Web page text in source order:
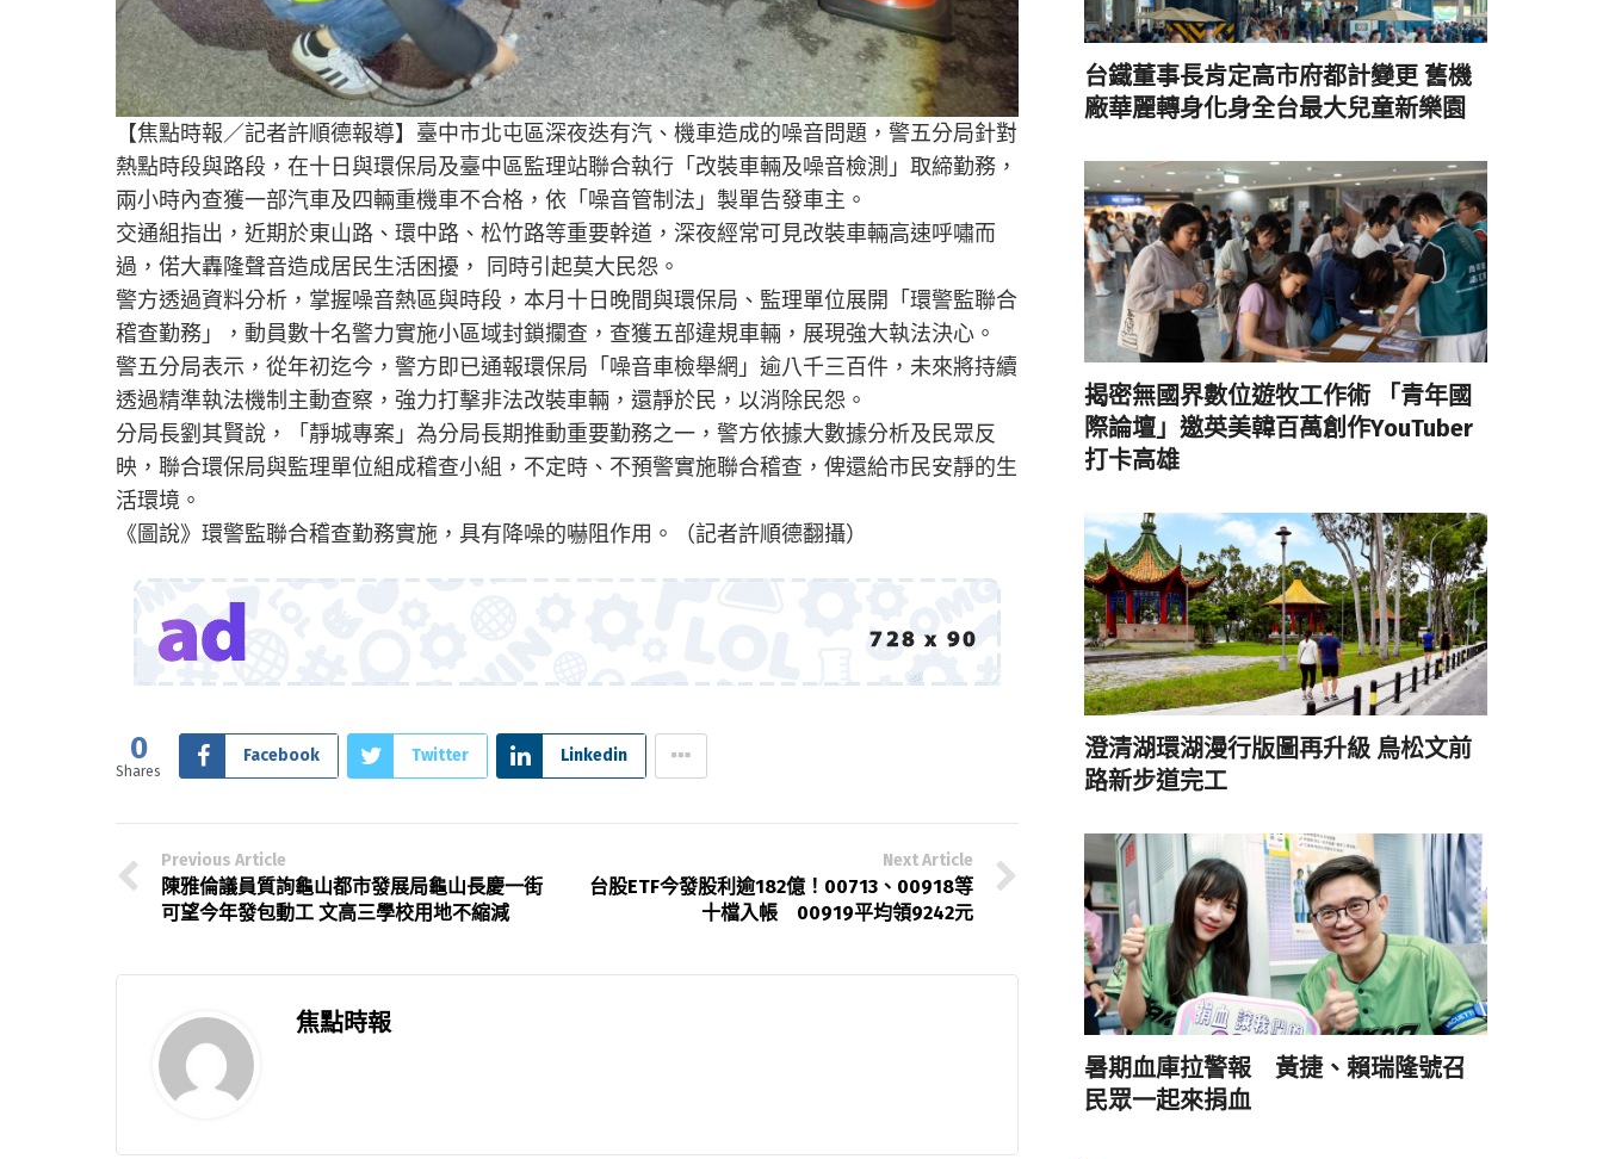
【焦點時報／記者許順德報導】臺中市北屯區深夜迭有汽、機車造成的噪音問題，警五分局針對
熱點時段與路段，在十日與環保局及臺中區監理站聯合執行「改裝車輛及噪音檢測」取締勤務，
兩小時內查獲一部汽車及四輛重機車不合格，依「噪音管制法」製單告發車主。
交通組指出，近期於東山路、環中路、松竹路等重要幹道，深夜經常可見改裝車輛高速呼嘯而
過，偌大轟隆聲音造成居民生活困擾， 同時引起莫大民怨。
警方透過資料分析，掌握噪音熱區與時段，本月十日晚間與環保局、監理單位展開「環警監聯合
稽查勤務」，動員數十名警力實施小區域封鎖攔查，查獲五部違規車輛，展現強大執法決心。
警五分局表示，從年初迄今，警方即已通報環保局「噪音車檢舉網」逾八千三百件，未來將持續
透過精準執法機制主動查察，強力打擊非法改裝車輛，還靜於民，以消除民怨。
分局長劉其賢說，「靜城專案」為分局長期推動重要勤務之一，警方依據大數據分析及民眾反
映，聯合環保局與監理單位組成稽查小組，不定時、不預警實施聯合稽查，俾還給市民安靜的生
活環境。
《圖說》環警監聯合稽查勤務實施，具有降噪的嚇阻作用。（記者許順德翻攝）
0
Shares
Facebook Twitter Linkedin
Previous Article
陳雅倫議員質詢龜山都市發展局龜山長慶一街
可望今年發包動工 文高三學校用地不縮減
Next Article
台股ETF今發股利逾182億！00713、00918等
十檔入帳 00919平均領9242元
焦點時報
台鐵董事長肯定高市府都計變更 舊機
廠華麗轉身化身全台最大兒童新樂園
揭密無國界數位遊牧工作術 「青年國
際論壇」邀英美韓百萬創作YouTuber
打卡高雄
澄清湖環湖漫行版圖再升級 鳥松文前
路新步道完工
暑期血庫拉警報 黃捷、賴瑞隆號召
民眾一起來捐血